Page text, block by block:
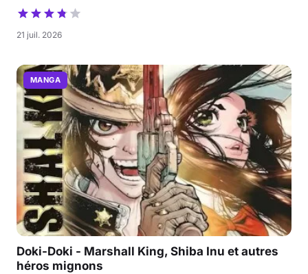
21 juil. 2026
MANGA
Doki-Doki - Marshall King, Shiba Inu et autres
héros mignons